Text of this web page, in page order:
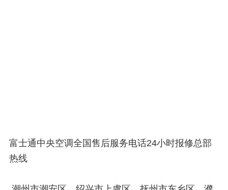
富士通中央空调全国售后服务电话24小时报修总部
热线